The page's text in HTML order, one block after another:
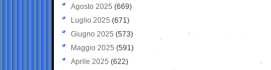
Agosto 2025 (669)
Luglio 2025 (671)
Giugno 2025 (573)
Maggio 2025 (591)
Aprile 2025 (622)